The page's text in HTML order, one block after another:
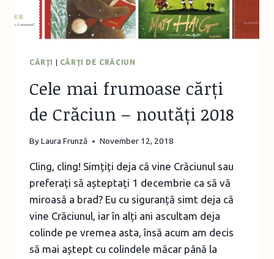
CĂRŢI | CĂRŢI DE CRĂCIUN
Cele mai frumoase cărți
de Crăciun – noutăți 2018
ByLaura Frunză November 12, 2018
Cling, cling! Simțiți deja că vine Crăciunul sau
preferați să așteptați 1 decembrie ca să vă
miroasă a brad? Eu cu siguranță simt deja că
vine Crăciunul, iar în alți ani ascultam deja
colinde pe vremea asta, însă acum am decis
să mai aștept cu colindele măcar până la